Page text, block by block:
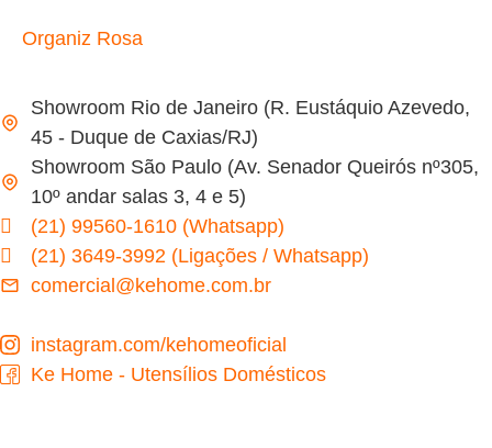
Organiz Rosa
Showroom Rio de Janeiro (R. Eustáquio Azevedo,
45 - Duque de Caxias/RJ)
Showroom São Paulo (Av. Senador Queirós nº305,
10º andar salas 3, 4 e 5)
(21) 99560-1610 (Whatsapp)
(21) 3649-3992 (Ligações / Whatsapp)
comercial@kehome.com.br
instagram.com/kehomeoficial
Ke Home - Utensílios Domésticos